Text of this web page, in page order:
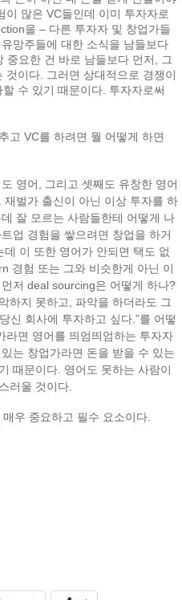
많은 VC들인데 이미 투자자로
을 – 다른 투자자 및 창업가들
망주들에 대한 소식을 남들보다
중요한 건 바로 남들보다 먼저, 그
이다. 그러면 상대적으로 경쟁이
수 있기 때문이다. 투자자로써
고 VC를 하려면 뭘 어떻게 하면
영어, 그리고 셋째도 유창한 영어
벌가 출신이 아닌 이상 투자를 하
잘 모르는 사람들한테 어떻게 나
업 경험을 쌓으려면 창업을 하거
이 또한 영어가 안되면 택도 없
경험 또는 그와 비슷한게 아닌 이
저 deal sourcing은 어떻게 하나?
하지 못하고, 파악을 하더라도 그
신 회사에 투자하고 싶다.”를 어떻
면 영어를 띄엄띄엄하는 투자자
는 창업가라면 돈을 받을 수 있는
때문이다. 영어도 못하는 사람이
러울 것이다.
우 중요하고 필수 요소이다.